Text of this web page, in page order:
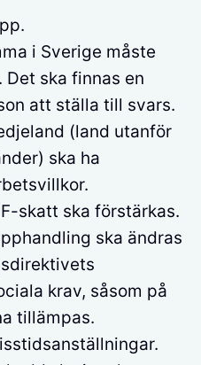
i Sverige måste
ska finnas en
att ställa till svars.
(land utanför
ska ha
skatt ska förstärkas.
ska ändras
krav, såsom på
tillämpas.